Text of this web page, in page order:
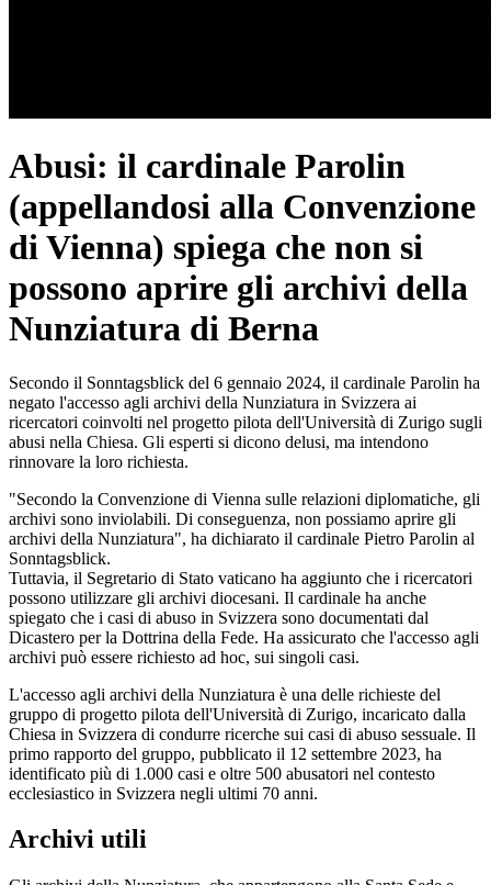
Abusi: il cardinale Parolin
(appellandosi alla Convenzione
di Vienna) spiega che non si
possono aprire gli archivi della
Nunziatura di Berna
Secondo il Sonntagsblick del 6 gennaio 2024, il cardinale Parolin ha
negato l'accesso agli archivi della Nunziatura in Svizzera ai
ricercatori coinvolti nel progetto pilota dell'Università di Zurigo sugli
abusi nella Chiesa. Gli esperti si dicono delusi, ma intendono
rinnovare la loro richiesta.
"Secondo la Convenzione di Vienna sulle relazioni diplomatiche, gli
archivi sono inviolabili. Di conseguenza, non possiamo aprire gli
archivi della Nunziatura", ha dichiarato il cardinale Pietro Parolin al
Sonntagsblick.
Tuttavia, il Segretario di Stato vaticano ha aggiunto che i ricercatori
possono utilizzare gli archivi diocesani. Il cardinale ha anche
spiegato che i casi di abuso in Svizzera sono documentati dal
Dicastero per la Dottrina della Fede. Ha assicurato che l'accesso agli
archivi può essere richiesto ad hoc, sui singoli casi.
L'accesso agli archivi della Nunziatura è una delle richieste del
gruppo di progetto pilota dell'Università di Zurigo, incaricato dalla
Chiesa in Svizzera di condurre ricerche sui casi di abuso sessuale. Il
primo rapporto del gruppo, pubblicato il 12 settembre 2023, ha
identificato più di 1.000 casi e oltre 500 abusatori nel contesto
ecclesiastico in Svizzera negli ultimi 70 anni.
Archivi utili